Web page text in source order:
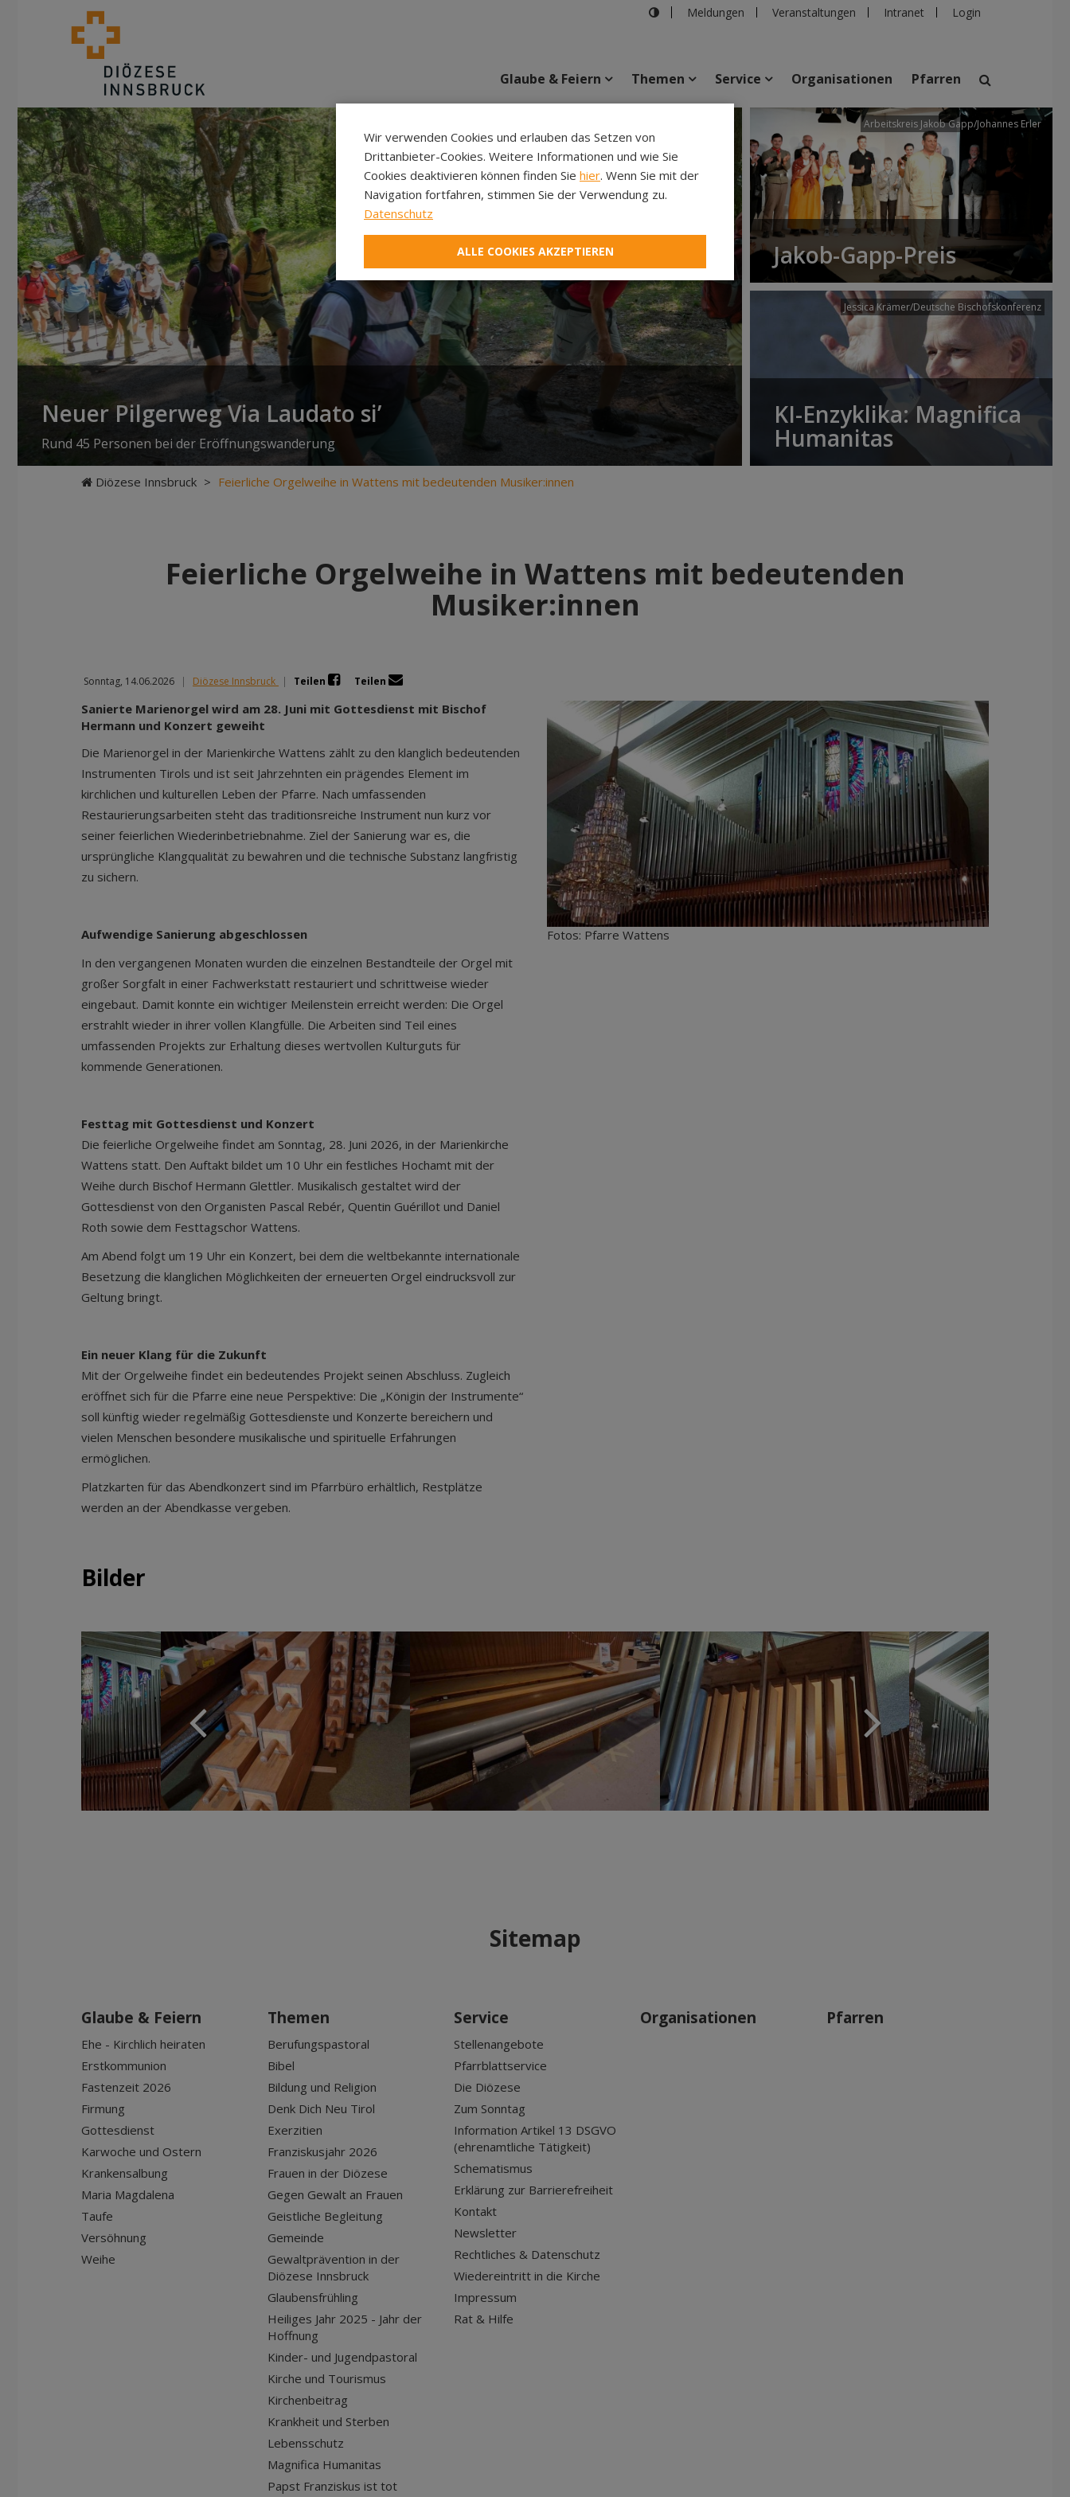
Meldungen Veranstaltungen Intranet Login
suchen
Veranstaltungen Personen Pfarren Einrichtungen
Glaube & Feiern Themen Service Organisationen Pfarren
Neuer Pilgerweg Via Laudato si’
Rund 45 Personen bei der Eröffnungswanderung
Arbeitskreis Jakob Gapp/Johannes Erler
Jakob-Gapp-Preis
Jessica Krämer/Deutsche Bischofskonferenz
KI-Enzyklika: Magnifica
Humanitas
Diözese Innsbruck > Feierliche Orgelweihe in Wattens mit bedeutenden Musiker:innen
Feierliche Orgelweihe in Wattens mit bedeutenden
Musiker:innen
Sonntag, 14.06.2026 | Diözese Innsbruck | Teilen Teilen
Sanierte Marienorgel wird am 28. Juni mit Gottesdienst mit Bischof
Hermann und Konzert geweiht
Die Marienorgel in der Marienkirche Wattens zählt zu den klanglich bedeutenden
Instrumenten Tirols und ist seit Jahrzehnten ein prägendes Element im
kirchlichen und kulturellen Leben der Pfarre. Nach umfassenden
Restaurierungsarbeiten steht das traditionsreiche Instrument nun kurz vor
seiner feierlichen Wiederinbetriebnahme. Ziel der Sanierung war es, die
ursprüngliche Klangqualität zu bewahren und die technische Substanz langfristig
zu sichern.
Aufwendige Sanierung abgeschlossen
In den vergangenen Monaten wurden die einzelnen Bestandteile der Orgel mit
großer Sorgfalt in einer Fachwerkstatt restauriert und schrittweise wieder
eingebaut. Damit konnte ein wichtiger Meilenstein erreicht werden: Die Orgel
erstrahlt wieder in ihrer vollen Klangfülle. Die Arbeiten sind Teil eines
umfassenden Projekts zur Erhaltung dieses wertvollen Kulturguts für
kommende Generationen.
Festtag mit Gottesdienst und Konzert
Die feierliche Orgelweihe findet am Sonntag, 28. Juni 2026, in der Marienkirche
Wattens statt. Den Auftakt bildet um 10 Uhr ein festliches Hochamt mit der
Weihe durch Bischof Hermann Glettler. Musikalisch gestaltet wird der
Gottesdienst von den Organisten Pascal Rebér, Quentin Guérillot und Daniel
Roth sowie dem Festtagschor Wattens.
Am Abend folgt um 19 Uhr ein Konzert, bei dem die weltbekannte internationale
Besetzung die klanglichen Möglichkeiten der erneuerten Orgel eindrucksvoll zur
Geltung bringt.
Ein neuer Klang für die Zukunft
Mit der Orgelweihe findet ein bedeutendes Projekt seinen Abschluss. Zugleich
eröffnet sich für die Pfarre eine neue Perspektive: Die „Königin der Instrumente“
soll künftig wieder regelmäßig Gottesdienste und Konzerte bereichern und
vielen Menschen besondere musikalische und spirituelle Erfahrungen
ermöglichen.
Platzkarten für das Abendkonzert sind im Pfarrbüro erhältlich, Restplätze
werden an der Abendkasse vergeben.
Fotos: Pfarre Wattens
Bilder
Sitemap
Glaube & Feiern
Ehe - Kirchlich heiraten
Erstkommunion
Fastenzeit 2026
Firmung
Gottesdienst
Karwoche und Ostern
Krankensalbung
Maria Magdalena
Taufe
Versöhnung
Weihe
Themen
Berufungspastoral
Bibel
Bildung und Religion
Denk Dich Neu Tirol
Exerzitien
Franziskusjahr 2026
Frauen in der Diözese
Gegen Gewalt an Frauen
Geistliche Begleitung
Gemeinde
Gewaltprävention in der
Diözese Innsbruck
Glaubensfrühling
Heiliges Jahr 2025 - Jahr der
Hoffnung
Kinder- und Jugendpastoral
Kirche und Tourismus
Kirchenbeitrag
Krankheit und Sterben
Lebensschutz
Magnifica Humanitas
Papst Franziskus ist tot
Service
Stellenangebote
Pfarrblattservice
Die Diözese
Zum Sonntag
Information Artikel 13 DSGVO
(ehrenamtliche Tätigkeit)
Schematismus
Erklärung zur Barrierefreiheit
Kontakt
Newsletter
Rechtliches & Datenschutz
Wiedereintritt in die Kirche
Impressum
Rat & Hilfe
Organisationen Pfarren
Wir verwenden Cookies und erlauben das Setzen von
Drittanbieter-Cookies. Weitere Informationen und wie Sie
Cookies deaktivieren können finden Sie hier. Wenn Sie mit der
Navigation fortfahren, stimmen Sie der Verwendung zu.
Datenschutz
ALLE COOKIES AKZEPTIEREN